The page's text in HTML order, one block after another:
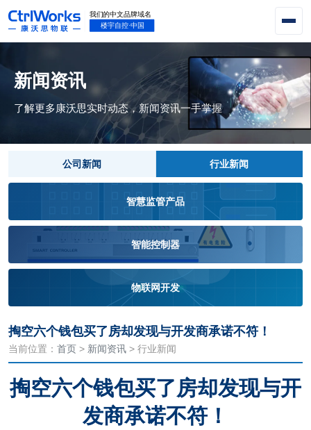
新闻资讯
了解更多康沃思实时动态，新闻资讯一手掌握
公司新闻 行业新闻
智慧监管产品
智能控制器
物联网开发
掏空六个钱包买了房却发现与开发商承诺不符！
当前位置： 首页 > 新闻资讯 > 行业新闻
掏空六个钱包买了房却发现与开
发商承诺不符！